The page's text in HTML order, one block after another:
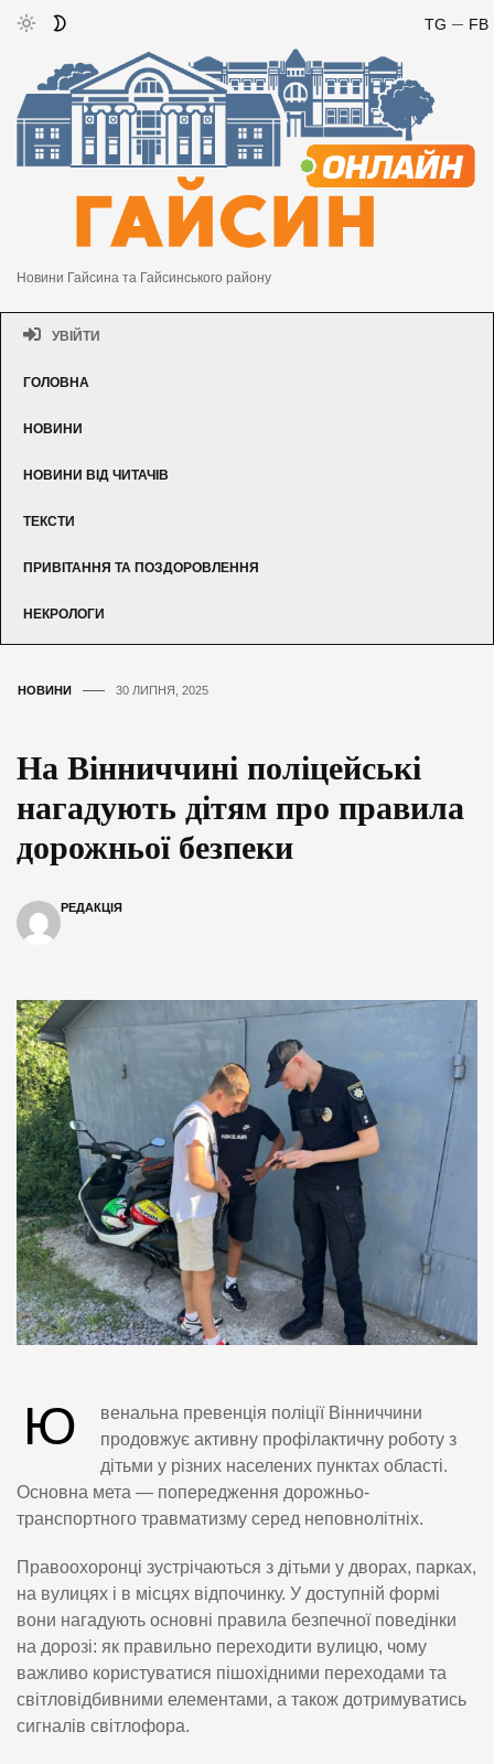
FB
TG
Новини Гайсина та Гайсинського району
УВІЙТИ
ГОЛОВНА
НОВИНИ
НОВИНИ ВІД ЧИТАЧІВ
ТЕКСТИ
ПРИВІТАННЯ ТА ПОЗДОРОВЛЕННЯ
НЕКРОЛОГИ
НОВИНИ 30 ЛИПНЯ, 2025
На Вінниччині поліцейські
нагадують дітям про правила
дорожньої безпеки
РЕДАКЦІЯ
Ю
венальна превенція поліції Вінниччини
продовжує активну профілактичну роботу з
дітьми у різних населених пунктах області.
Основна мета — попередження дорожньо-
транспортного травматизму серед неповнолітніх.
Правоохоронці зустрічаються з дітьми у дворах, парках,
на вулицях і в місцях відпочинку. У доступній формі
вони нагадують основні правила безпечної поведінки
на дорозі: як правильно переходити вулицю, чому
важливо користуватися пішохідними переходами та
світловідбивними елементами, а також дотримуватись
сигналів світлофора.